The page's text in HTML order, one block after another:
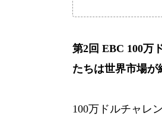
第2回 EBC 100万
たちは世界市場が
100万ドルチャレ